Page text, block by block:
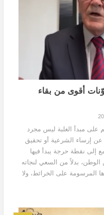
أقوى من بقاء
على مبدأ الغلبة ليس مجرد
عن إرساء الشرعية أو تحقيق
إلى نقطة حرجة يبدأ فيها
الوطن، بدلاً من السعي لنجاته
المرسومة على الخرائط، ولا